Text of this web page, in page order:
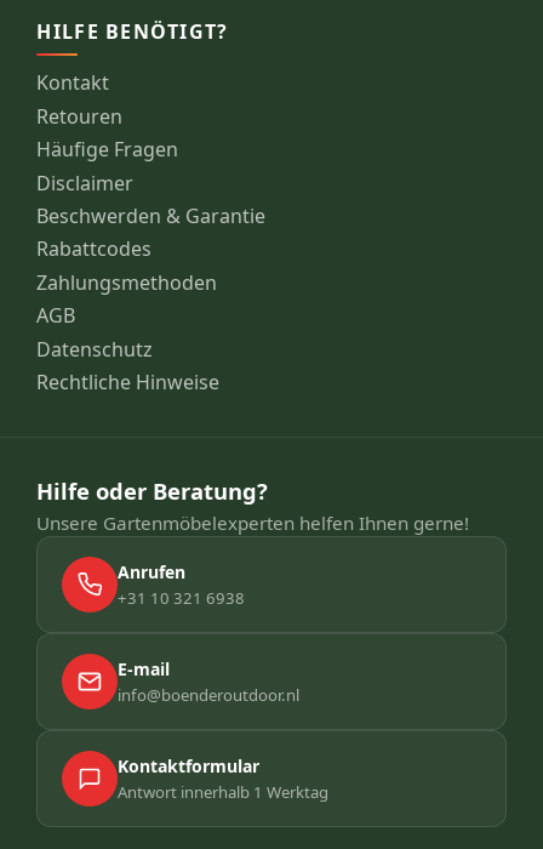
HILFE BENÖTIGT?
Kontakt
Retouren
Häufige Fragen
Disclaimer
Beschwerden & Garantie
Rabattcodes
Zahlungsmethoden
AGB
Datenschutz
Rechtliche Hinweise
Hilfe oder Beratung?
Unsere Gartenmöbelexperten helfen Ihnen gerne!
Anrufen
+31 10 321 6938
E-mail
info@boenderoutdoor.nl
Kontaktformular
Antwort innerhalb 1 Werktag